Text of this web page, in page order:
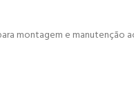
montagem e